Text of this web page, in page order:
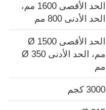
الحد الأقصى 1600 مم،
الحد الأدنى 800 مم
الحد الأقصى Ø 1500
مم، الحد الأدنى Ø 350
مم
3000 كجم